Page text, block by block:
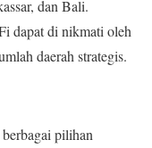
dan Bali.
dapat di nikmati oleh
daerah strategis.
pilihan